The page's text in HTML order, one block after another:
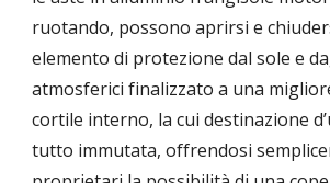
ruotando, possono aprirsi e
elemento di protezione dal sole e
atmosferici finalizzato a una
cortile interno, la cui destinazione
tutto immutata, offrendosi